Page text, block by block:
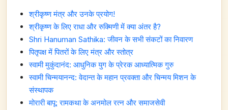
श्रीकृष्ण मंत्र और उनके प्रयोग!
श्रीकृष्ण के लिए राधा और रुक्मिणी में क्या अंतर है?
Shri Hanuman Sathika: जीवन के सभी संकटों का निवारण
पितृपक्ष में पितरों के लिए मंत्र और स्तोत्र
स्वामी मुकुंदानंद: आधुनिक युग के प्रेरक आध्यात्मिक गुरु
स्वामी चिन्मयानन्द: वेदान्त के महान प्रवक्ता और चिन्मय मिशन के
संस्थापक
मोरारी बापू: रामकथा के अनमोल रत्न और समाजसेवी